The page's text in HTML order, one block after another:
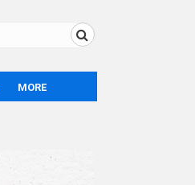
MORE